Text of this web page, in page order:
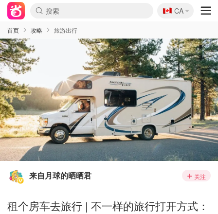
🇨🇦
CA
首页 攻略 旅游出行
来自月球的晒晒君 关注
租个房车去旅行 | 不一样的旅行打开方式：